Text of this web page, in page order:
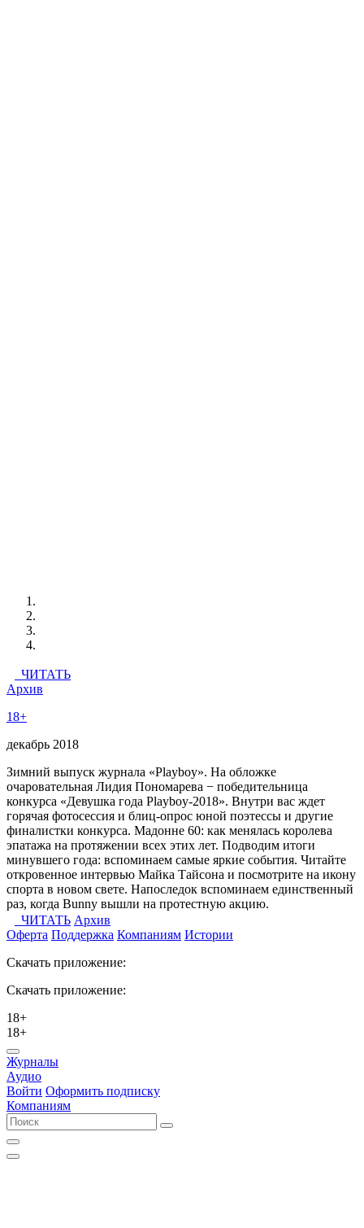
ЧИТАТЬ
Архив
18+
декабрь 2018
Зимний выпуск журнала «Playboy». На обложке
очаровательная Лидия Пономарева − победительница
конкурса «Девушка года Playboy-2018». Внутри вас ждет
горячая фотосессия и блиц-опрос юной поэтессы и другие
финалистки конкурса. Мадонне 60: как менялась королева
эпатажа на протяжении всех этих лет. Подводим итоги
минувшего года: вспоминаем самые яркие события. Читайте
откровенное интервью Майка Тайсона и посмотрите на икону
спорта в новом свете. Напоследок вспоминаем единственный
раз, когда Bunny вышли на протестную акцию.
ЧИТАТЬ Архив
Оферта Поддержка Компаниям Истории
Скачать приложение:
Скачать приложение:
18+
18+
Журналы
Аудио
Войти Оформить подписку
Компаниям